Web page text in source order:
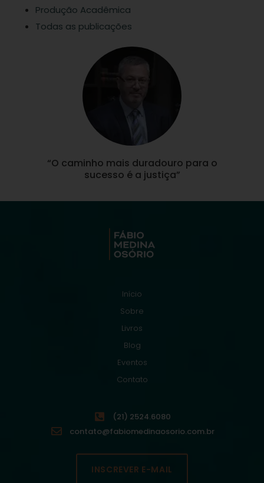
Produção Acadêmica
Todas as publicações
“O caminho mais duradouro para o
sucesso é a justiça”
Início
Sobre
Livros
Blog
Eventos
Contato
(21) 2524.6080
contato@fabiomedinaosorio.com.br
INSCREVER E-MAIL